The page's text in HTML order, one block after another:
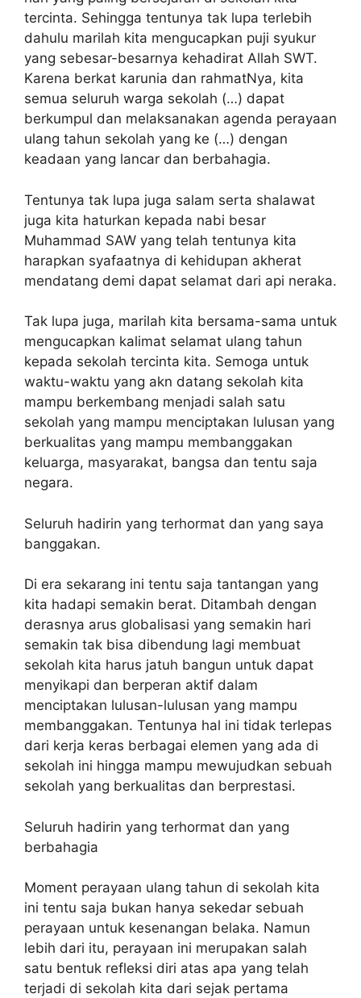
tercinta. Sehingga tentunya tak lupa terlebih
dahulu marilah kita mengucapkan puji syukur
yang sebesar-besarnya kehadirat Allah SWT.
Karena berkat karunia dan rahmatNya, kita
semua seluruh warga sekolah (…) dapat
berkumpul dan melaksanakan agenda perayaan
ulang tahun sekolah yang ke (…) dengan
keadaan yang lancar dan berbahagia.
Tentunya tak lupa juga salam serta shalawat
juga kita haturkan kepada nabi besar
Muhammad SAW yang telah tentunya kita
harapkan syafaatnya di kehidupan akherat
mendatang demi dapat selamat dari api neraka.
Tak lupa juga, marilah kita bersama-sama untuk
mengucapkan kalimat selamat ulang tahun
kepada sekolah tercinta kita. Semoga untuk
waktu-waktu yang akn datang sekolah kita
mampu berkembang menjadi salah satu
sekolah yang mampu menciptakan lulusan yang
berkualitas yang mampu membanggakan
keluarga, masyarakat, bangsa dan tentu saja
negara.
Seluruh hadirin yang terhormat dan yang saya
banggakan.
Di era sekarang ini tentu saja tantangan yang
kita hadapi semakin berat. Ditambah dengan
derasnya arus globalisasi yang semakin hari
semakin tak bisa dibendung lagi membuat
sekolah kita harus jatuh bangun untuk dapat
menyikapi dan berperan aktif dalam
menciptakan lulusan-lulusan yang mampu
membanggakan. Tentunya hal ini tidak terlepas
dari kerja keras berbagai elemen yang ada di
sekolah ini hingga mampu mewujudkan sebuah
sekolah yang berkualitas dan berprestasi.
Seluruh hadirin yang terhormat dan yang
berbahagia
Moment perayaan ulang tahun di sekolah kita
ini tentu saja bukan hanya sekedar sebuah
perayaan untuk kesenangan belaka. Namun
lebih dari itu, perayaan ini merupakan salah
satu bentuk refleksi diri atas apa yang telah
terjadi di sekolah kita dari sejak pertama